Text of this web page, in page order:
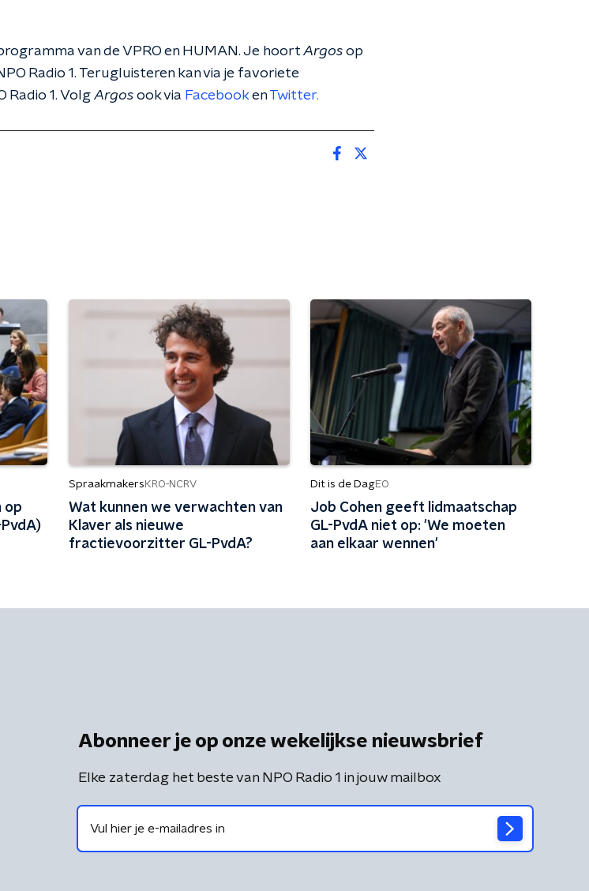
van de VPRO en HUMAN. Je hoort Argos op
Radio 1. Terugluisteren kan via je favoriete
Radio 1. Volg Argos ook via FacebookenTwitter.
op
Spraakmakers KRO-NCRV
Wat kunnen we verwachten van
Klaver als nieuwe
fractievoorzitter GL-PvdA?
Dit is de DagEO
Job Cohen geeft lidmaatschap
GL-PvdA niet op: 'We moeten
aan elkaar wennen'
Abonneer je op onze wekelijkse nieuwsbrief
Elke zaterdag het beste van NPO Radio 1 in jouw mailbox